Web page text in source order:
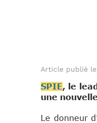
Article publié le
SPIE, le
une
Le donneur